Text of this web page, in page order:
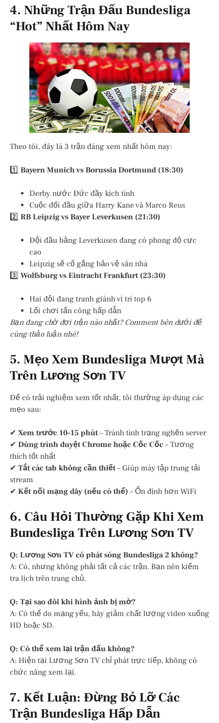
4. Những Trận Đấu Bundesliga
“Hot” Nhất Hôm Nay
Theo tôi, đây là 3 trận đáng xem nhất hôm nay:
1️⃣ Bayern Munich vs Borussia Dortmund (18:30)
Derby nước Đức đầy kịch tính
Cuộc đối đầu giữa Harry Kane và Marco Reus
2️⃣ RB Leipzig vs Bayer Leverkusen (21:30)
Đội đầu bảng Leverkusen đang có phong độ cực
cao
Leipzig sẽ cố gắng bảo vệ sân nhà
3️⃣ Wolfsburg vs Eintracht Frankfurt (23:30)
Hai đội đang tranh giành vị trí top 6
Lối chơi tấn công hấp dẫn
Bạn đang chờ đợi trận nào nhất? Comment bên dưới để
cùng thảo luận nhé!
5. Mẹo Xem Bundesliga Mượt Mà
Trên Lương Sơn TV
Để có trải nghiệm xem tốt nhất, tôi thường áp dụng các
mẹo sau:
✔ Xem trước 10-15 phút– Tránh tình trạng nghẽn server
✔ Dùng trình duyệt Chrome hoặc Cốc Cốc – Tương
thích tốt nhất
✔ Tắt các tab không cần thiết– Giúp máy tập trung tải
stream
✔ Kết nối mạng dây (nếu có thể) – Ổn định hơn WiFi
6. Câu Hỏi Thường Gặp Khi Xem
Bundesliga Trên Lương Sơn TV
Q: Lương Sơn TV có phát sóng Bundesliga 2 không?
A: Có, nhưng không phải tất cả các trận. Bạn nên kiểm
tra lịch trên trang chủ.
Q: Tại sao đôi khi hình ảnh bị mờ?
A: Có thể do mạng yếu, hãy giảm chất lượng video xuống
HD hoặc SD.
Q: Có thể xem lại trận đấu không?
A: Hiện tại Lương Sơn TV chỉ phát trực tiếp, không có
chức năng xem lại.
7. Kết Luận: Đừng Bỏ Lỡ Các
Trận Bundesliga Hấp Dẫn